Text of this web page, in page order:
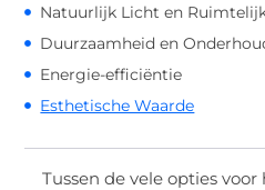
Natuurlijk Licht en
Duurzaamheid en
Energie-efficiëntie
Esthetische Waarde
Tussen de vele opties